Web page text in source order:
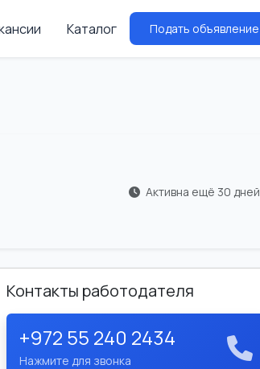
Каталог Подать объявление
Активна ещё 30 дней
Контакты работодателя
+972 55 240 2434
Нажмите для звонка